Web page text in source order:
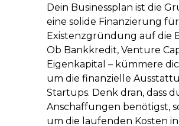
Dein Businessplan ist die
eine solide Finanzierung
Existenzgründung auf die
Ob Bankkredit, Venture
Eigenkapital – kümmere
um die finanzielle
Startups. Denk dran, dass
Anschaffungen benötigst,
um die laufenden Kosten